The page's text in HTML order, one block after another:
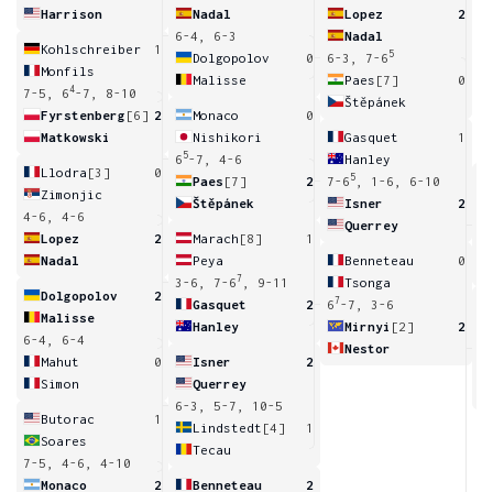
Harrison
Kohlschreiber
1
Monfils
7-5, 64-7, 8-10
Fyrstenberg [6] 2
Matkowski
Llodra [3]
0
Zimonjic
4-6, 4-6
Lopez
2
Nadal
Dolgopolov
2
Malisse
6-4, 6-4
Mahut
0
Simon
Butorac
1
Soares
7-5, 4-6, 4-10
Monaco
2
Nadal
6-4, 6-3
Dolgopolov
0
Malisse
Monaco
0
Nishikori
6 5-7, 4-6
Paes [7]
2
Štěpánek
Marach [8]
1
Peya
3-6, 7-67
, 9-11
Gasquet
2
Hanley
Isner
2
Querrey
6-3, 5-7, 10-5
Lindstedt [4]
1
Tecau
Benneteau
2
Lopez
2
Nadal
6-3, 7-6 5
Paes [7]
0
Štěpánek
Gasquet
1
Hanley
7-6 5
, 1-6, 6-10
Isner
2
Querrey
Benneteau
0
Tsonga
67-7, 3-6
Mirnyi [2]
2
Nestor